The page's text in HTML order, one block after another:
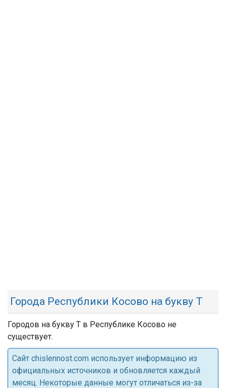
Города Республики Косово на букву Т
Городов на букву Т в Республике Косово не
существует.
Cайт chislennost.com использует информацию из
официальных источников и обновляется каждый
месяц. Некоторые данные могут отличаться из-за